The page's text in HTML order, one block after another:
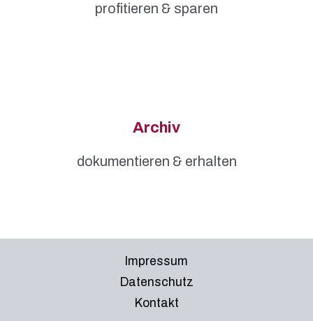
profitieren & sparen
Archiv
dokumentieren & erhalten
Impressum
Datenschutz
Kontakt